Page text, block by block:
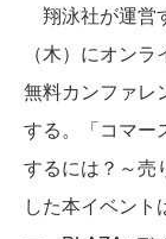
翔泳社が運営
（木）にオン
無料カンファレ
する。「コマー
するには？～売
した本イベント